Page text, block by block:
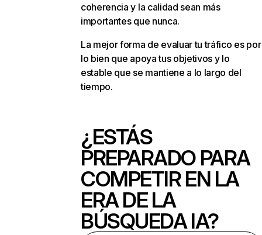
coherencia y la calidad sean más
importantes que nunca.
La mejor forma de evaluar tu tráfico es por
lo bien que apoya tus objetivos y lo
estable que se mantiene a lo largo del
tiempo.
¿ESTÁS
PREPARADO PARA
COMPETIR EN LA
ERA DE LA
BÚSQUEDA IA?